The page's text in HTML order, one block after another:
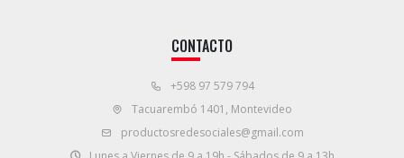
CONTACTO
+598 97 579 794
Tacuarembó 1401, Montevideo
productosredesociales@gmail.com